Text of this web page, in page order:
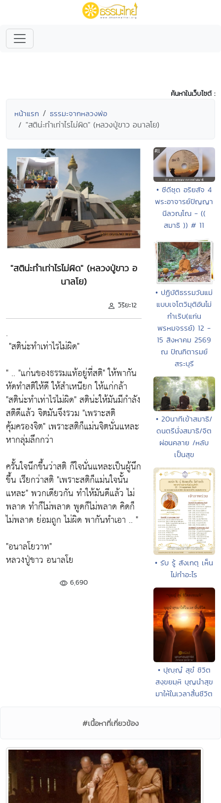
ค้นหาในเว็บไซต์ :
หน้าแรก ธรรมะจากหลวงพ่อ
"สติน่ะทำเท่าไรไม่ผิด" (หลวงปู่ขาว อนาลโย)
"สติน่ะทำเท่าไรไม่ผิด" (หลวงปู่ขาว อ
นาลโย)
วิริยะ12
.
"สติน่ะทำเท่าไรไม่ผิด"
" .. "แก่นของธรรมแท้อยู่ที่สติ"ให้พากัน
หัดทำสติให้ดี ให้สำเหนียก ให้แก่กล้า
"สติน่ะทำเท่าไรไม่ผิด"สติน่ะให้มันมีกำลัง
สติดีแล้ว จิตมันจึงรวม "เพราะสติ
คุ้มครองจิต" เพราะสติก็แม่นจิตนั่นแหละ
หากลุ่มลึกกว่า
ครั้นใจนึกขึ้นว่าสติ ก็ใจนั่นแหละเป็นผู้นึก
ขึ้น เรียกว่าสติ "เพราะสติก็แม่นใจนั้น
แหละ"พวกเดียวกัน ทำให้มันดีแล้ว ไม่
พลาด ทำก็ไม่พลาด พูดก็ไม่พลาด คิดก็
ไม่พลาด ย่อมถูก ไม่ผิด พากันทำเอา .. "
"อนาลโยวาท"
หลวงปู่ขาว อนาลโย
6,690
• ซีดีชุด อริยสัจ 4
พระอาจารย์ปัญญา
นีลวณฺโณ - ((
สมาธิ )) # 11
• ปฏิบัติธรรมวันแม่
แบบเจโตวิมุติอันไม่
กำเริบ(แก่น
พรหมจรรย์) 12 -
15 สิงหาคม 2569
ณ ปัณฑิตารมย์
สระบุรี
• 20นาทีเข้าสมาธิ/
ดนตรีนั่งสมาธิ/จิต
ผ่อนคลาย /หลับ
เป็นสุข
• รับ รู้ สังเกตุ เห็น
ไม่ทำอะไร
• ปุญฺญํ สุขํ ชิวิต
สงฺขยมฺหิ บุญนำสุข
มาให้ในเวลาสิ้นชีวิต
#เนื้อหาที่เกี่ยวข้อง